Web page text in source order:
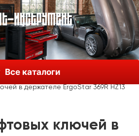
Все каталоги
Инструмент Wiha, Германия
Держатели Wiha ErgoStar
в держателе ErgoStar 369R HZ13
ключей в